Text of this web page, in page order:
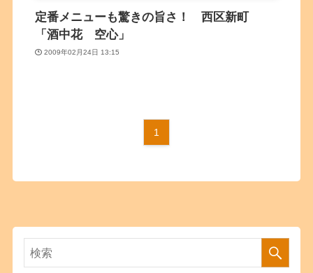
定番メニューも驚きの旨さ！ 西区新町
「酒中花 空心」
2009年02月24日 13:15
1